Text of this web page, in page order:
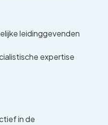
leidinggevenden
expertise
in de